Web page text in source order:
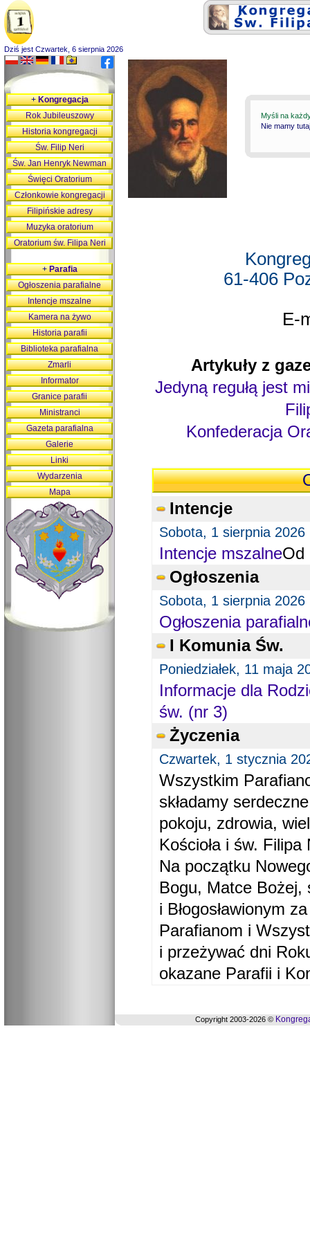
Dziś jest Czwartek, 6 sierpnia 2026
Myśli na
Nie mamy
61-406
E-
Artykuły z
Jedyną regułą jest
Konfederacja
Intencje
Sobota, 1 sierpnia 2026
Intencje mszalneOd
Ogłoszenia
Sobota, 1 sierpnia 2026
Ogłoszenia
I Komunia Św.
Poniedziałek, 11 maja
Informacje dla
św. (nr 3)
Życzenia
Czwartek, 1 stycznia
Wszystkim
składamy
pokoju, zdrowia,
Kościoła i św. Filipa
Na początku
Bogu, Matce Bożej,
i Błogosławionym
Parafianom i
i przeżywać dni
okazane Parafii i
+Kongregacja
Rok Jubileuszowy
Historia kongregacji
Św. Filip Neri
Św. Jan Henryk Newman
Święci Oratorium
Członkowie kongregacji
Filipińskie adresy
Muzyka oratorium
Oratorium św. Filipa Neri
+Parafia
Ogłoszenia parafialne
Intencje mszalne
Kamera na żywo
Historia parafii
Biblioteka parafialna
Zmarli
Informator
Granice parafii
Ministranci
Gazeta parafialna
Galerie
Linki
Wydarzenia
Mapa
Copyright 2003-2026 ©